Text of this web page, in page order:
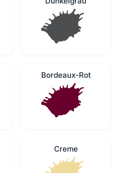
Bordeaux-Rot
Creme